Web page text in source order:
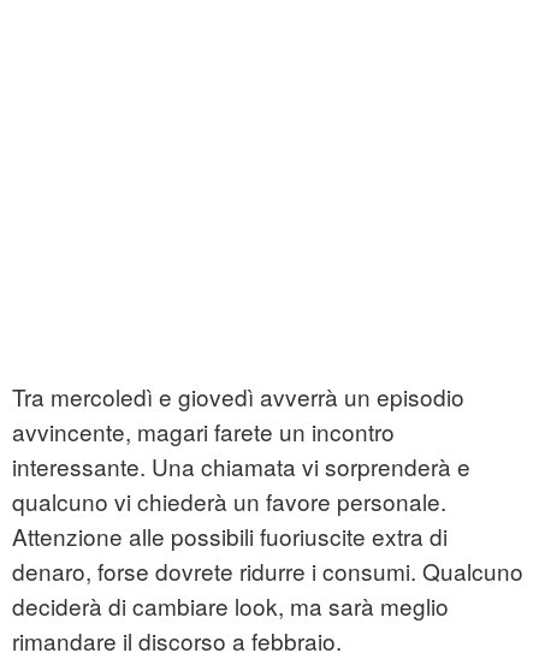
Tra mercoledì e giovedì avverrà un episodio
avvincente, magari farete un incontro
interessante. Una chiamata vi sorprenderà e
qualcuno vi chiederà un favore personale.
Attenzione alle possibili fuoriuscite extra di
denaro, forse dovrete ridurre i consumi. Qualcuno
deciderà di cambiare look, ma sarà meglio
rimandare il discorso a febbraio.